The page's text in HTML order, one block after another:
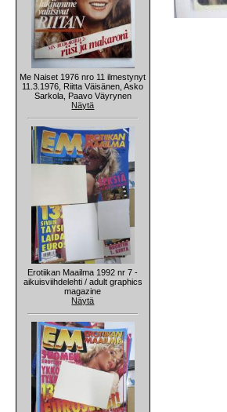
Me Naiset 1976 nro 11 ilmestynyt
11.3.1976, Riitta Väisänen, Asko
Sarkola, Paavo Väyrynen
Näytä
Erotiikan Maailma 1992 nr 7 -
aikuisviihdelehti / adult graphics
magazine
Näytä